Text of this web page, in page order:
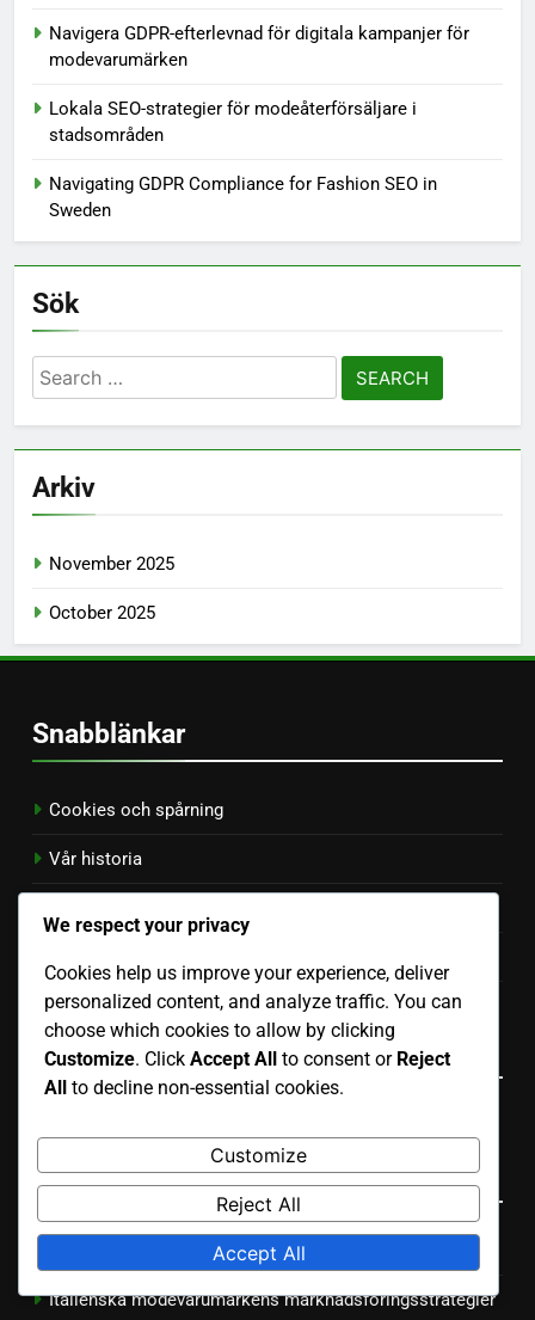
Navigera GDPR-efterlevnad för digitala kampanjer för
modevarumärken
Lokala SEO-strategier för modeåterförsäljare i
stadsområden
Navigating GDPR Compliance for Fashion SEO in
Sweden
Sök
Search
for:
Arkiv
November 2025
October 2025
Snabblänkar
Cookies och spårning
Vår historia
Din integritet
Language
Kategorier
Bulgariska modevarumärkens marknadsföring SEO
Italienska modevarumärkens marknadsföringsstrategier
We respect your privacy
Cookies help us improve your experience, deliver
personalized content, and analyze traffic. You can
choose which cookies to allow by clicking
Customize. Click Accept All to consent or Reject
All to decline non-essential cookies.
Customize
Reject All
Accept All